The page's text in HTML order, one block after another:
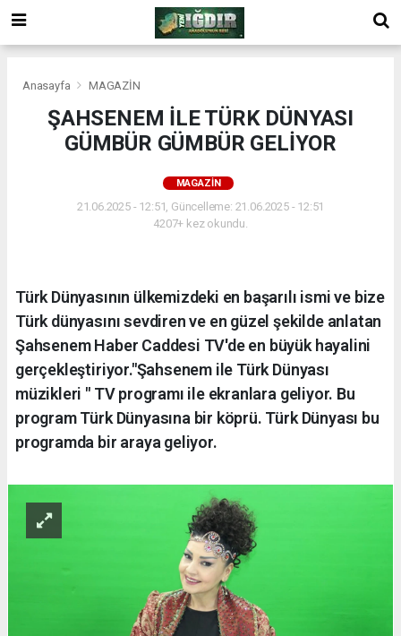
Anasayfa MAGAZİN
ŞAHSENEM İLE TÜRK DÜNYASI
GÜMBÜR GÜMBÜR GELİYOR
MAGAZİN
21.06.2025 - 12:51, Güncelleme: 21.06.2025 - 12:51
4207+ kez okundu.
Türk Dünyasının ülkemizdeki en başarılı ismi ve bize
Türk dünyasını sevdiren ve en güzel şekilde anlatan
Şahsenem Haber Caddesi TV'de en büyük hayalini
gerçekleştiriyor."Şahsenem ile Türk Dünyası
müzikleri " TV programı ile ekranlara geliyor. Bu
program Türk Dünyasına bir köprü. Türk Dünyası bu
programda bir araya geliyor.